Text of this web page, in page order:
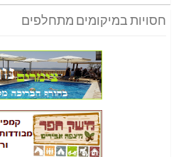
חסויות במיקומים מתחלפים